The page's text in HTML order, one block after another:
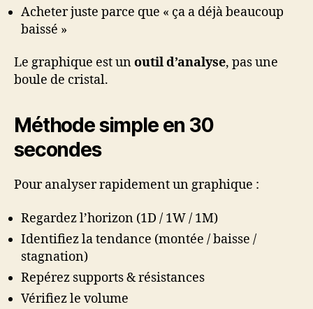
Acheter juste parce que « ça a déjà beaucoup
baissé »
Le graphique est unoutil d’analyse, pas une
boule de cristal.
Méthode simple en 30
secondes
Pour analyser rapidement un graphique :
Regardez l’horizon (1D / 1W / 1M)
Identifiez la tendance (montée / baisse /
stagnation)
Repérez supports & résistances
Vérifiez le volume